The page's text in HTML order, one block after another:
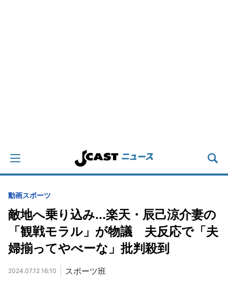
動画スポーツ
敵地へ乗り込み...楽天・辰己涼介妻の
「観戦モラル」が物議 夫反応で「夫
婦揃ってやべーな」批判殺到
2024.07.12 16:10 スポーツ班